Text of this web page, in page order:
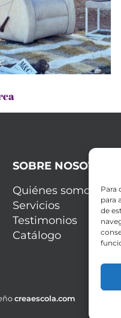
Para
para
de
SOBRE NOSOTROS
Quiénes somos
Servicios
Testimonios
Catálogo
creaescola.com